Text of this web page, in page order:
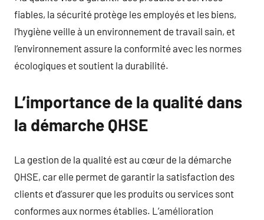
fiables, la sécurité protège les employés et les biens,
l’hygiène veille à un environnement de travail sain, et
l’environnement assure la conformité avec les normes
écologiques et soutient la durabilité.
L’importance de la qualité dans
la démarche QHSE
La gestion de la qualité est au cœur de la démarche
QHSE, car elle permet de garantir la satisfaction des
clients et d’assurer que les produits ou services sont
conformes aux normes établies. L’amélioration